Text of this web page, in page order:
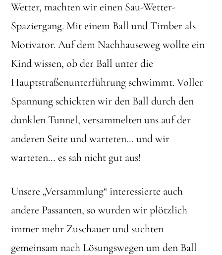
Wetter, machten wir einen Sau-Wetter-
Spaziergang. Mit einem Ball und Timber als
Motivator. Auf dem Nachhauseweg wollte ein
Kind wissen, ob der Ball unter die
Hauptstraßenunterführung schwimmt. Voller
Spannung schickten wir den Ball durch den
dunklen Tunnel, versammelten uns auf der
anderen Seite und warteten… und wir
warteten… es sah nicht gut aus!
Unsere „Versammlung“ interessierte auch
andere Passanten, so wurden wir plötzlich
immer mehr Zuschauer und suchten
gemeinsam nach Lösungswegen um den Ball